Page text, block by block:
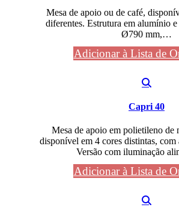
Mesa de apoio ou de café,
diferentes. Estrutura em alumínio
Ø790 mm,…
Adicionar à Lista de
Capri 40
Mesa de apoio em polietileno de
disponível em 4 cores distintas, com
Versão com iluminação
Adicionar à Lista de